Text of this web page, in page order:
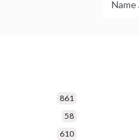
861
58
610